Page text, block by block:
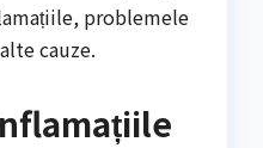
problemele
cauze.